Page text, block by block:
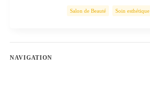
Salon de Beauté Soin esthétique
NAVIGATION